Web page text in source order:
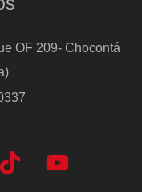
OF 209- Chocontá